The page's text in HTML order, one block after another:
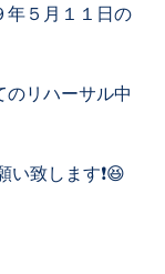
年５月１１日の
のリハーサル中
致します❗️😆